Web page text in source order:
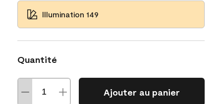
Illumination 149
Quantité
Ajouter au panier